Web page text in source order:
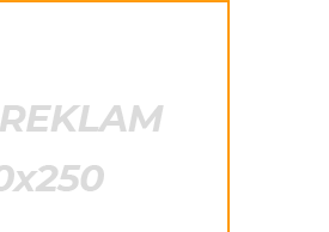
futbolçusu karyerasını